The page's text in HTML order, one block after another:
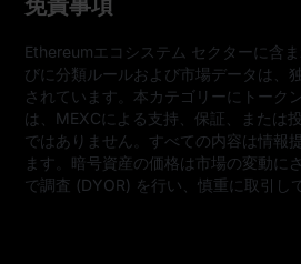
免責事項
Ethereumエコシステム セクターに含
びに分類ルールおよび市場データは、
されています。本カテゴリーにトーク
は、MEXCによる支持、保証、または
ではありません。すべての内容は情報
ます。暗号資産の価格は市場の変動に
で調査 (DYOR) を行い、慎重に取引し